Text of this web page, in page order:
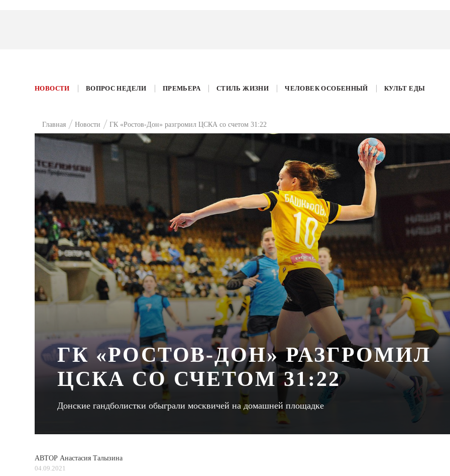
НОВОСТИ ВОПРОС НЕДЕЛИ ПРЕМЬЕРА СТИЛЬ ЖИЗНИ ЧЕЛОВЕК ОСОБЕННЫЙ КУЛЬТ ЕДЫ
Главная Новости ГК «Ростов-Дон» разгромил ЦСКА со счетом 31:22
ГК «РОСТОВ-ДОН» РАЗГРОМИЛ
ЦСКА СО СЧЕТОМ 31:22
Донские гандболистки обыграли москвичей на домашней площадке
АВТОР Анастасия Талызина
04.09.2021